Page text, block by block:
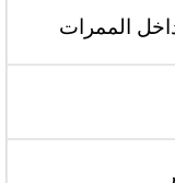
الممرات